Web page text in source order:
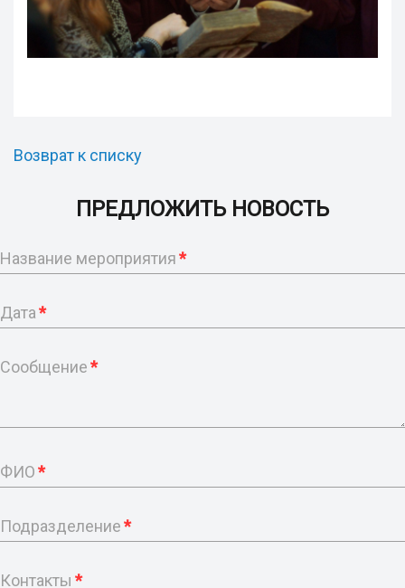
Возврат к списку
ПРЕДЛОЖИТЬ НОВОСТЬ
Название мероприятия*
Дата*
Сообщение*
ФИО*
Подразделение*
Контакты *